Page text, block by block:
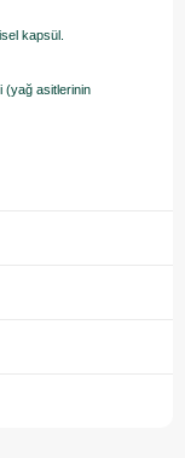
kapsül.
(yağ asitlerinin